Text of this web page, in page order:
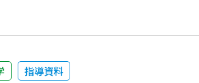
指導資料